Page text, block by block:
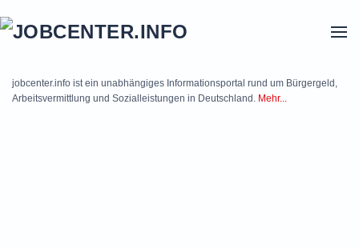
jobcenter.info ist ein unabhängiges Informationsportal rund um Bürgergeld,
Arbeitsvermittlung und Sozialleistungen in Deutschland. Mehr...